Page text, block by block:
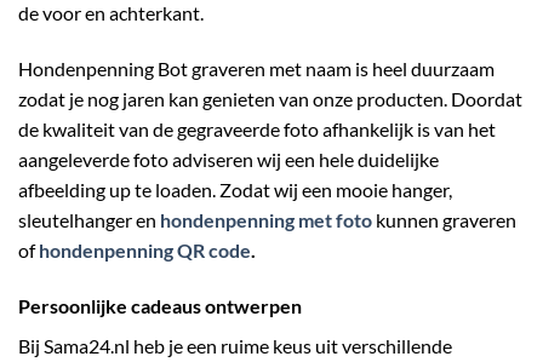
de voor en achterkant.
Hondenpenning Bot graveren met naam is heel duurzaam
zodat je nog jaren kan genieten van onze producten. Doordat
de kwaliteit van de gegraveerde foto afhankelijk is van het
aangeleverde foto adviseren wij een hele duidelijke
afbeelding up te loaden. Zodat wij een mooie hanger,
sleutelhanger en hondenpenning met foto kunnen graveren
ofhondenpenning QR code.
Persoonlijke cadeaus ontwerpen
Bij Sama24.nl heb je een ruime keus uit verschillende